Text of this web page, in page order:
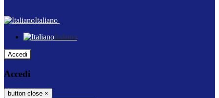
Italiano
Italiano
Accedi
Accedi
button close ×